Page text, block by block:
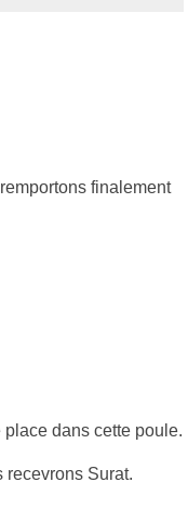
finalement
dans cette poule.
recevrons Surat.